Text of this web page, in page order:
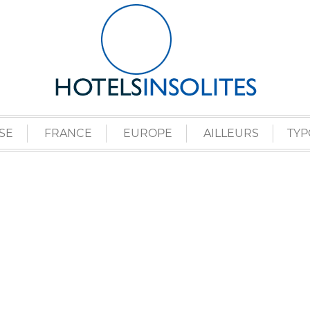
FRANCE EUROPE AILLEURS